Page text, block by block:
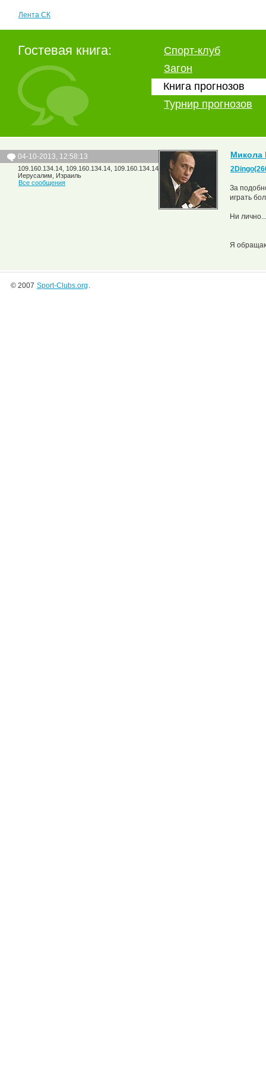
Лента СК
Гостевая книга:
Спорт-клуб
Загон
Книга прогнозов
Турнир прогнозов
04-10-2013, 12:58:13
109.160.134.14, 109.160.134.14, 109.160.134.14
Иерусалим, Израиль
Все сообщения
Микола
За
играть
Ни
Я
© 2007 Sport-Clubs.org .